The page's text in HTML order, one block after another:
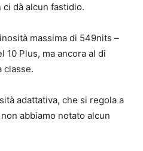
dà alcun fastidio.
massima di 549nits –
10 Plus, ma ancora al di
classe.
adattativa, che si regola a
abbiamo notato alcun